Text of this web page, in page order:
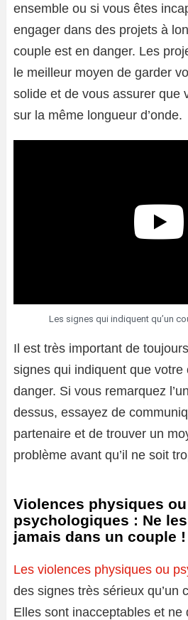
ensemble ou si vous êtes
engager dans des projets à
couple est en danger. Les
le meilleur moyen de garder
solide et de vous assurer que
sur la même longueur d’onde.
Les signes qui indiquent qu’un
Il est très important de
signes qui indiquent que votre
danger. Si vous remarquez
dessus, essayez de
partenaire et de trouver un
problème avant qu’il ne soit
Violences physiques ou
psychologiques : Ne
jamais dans un couple !
Les violences physiques ou
des signes très sérieux qu’un
Elles sont inacceptables et ne